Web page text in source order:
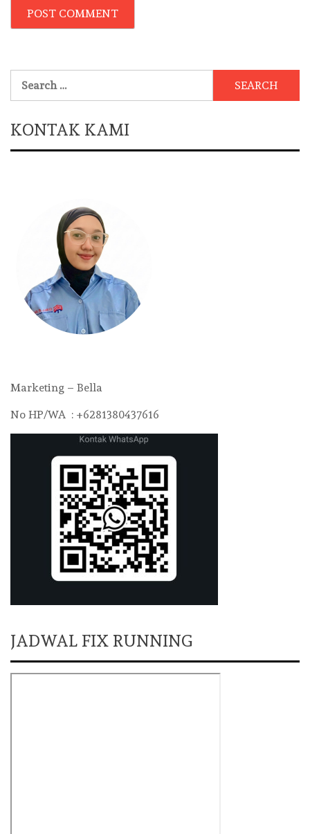
KONTAK KAMI
Marketing – Bella
No HP/WA : +6281380437616
JADWAL FIX RUNNING